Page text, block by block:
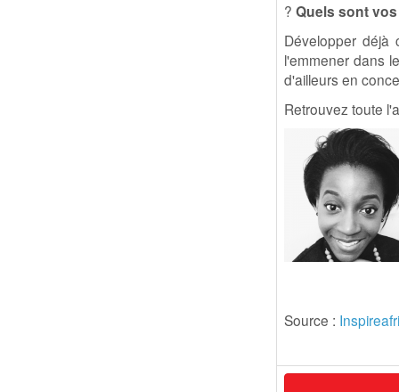
? Quels sont
Développer déjà
l'emmener dans
d'ailleurs en
Retrouvez toute
Source :